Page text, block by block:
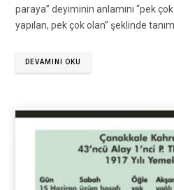
paraya” deyiminin anlamını “pek
yapılan, pek çok olan” şeklinde
DEVAMINI OKU